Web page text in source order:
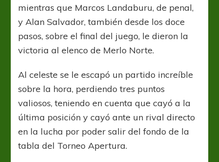
mientras que Marcos Landaburu, de penal,
y Alan Salvador, también desde los doce
pasos, sobre el final del juego, le dieron la
victoria al elenco de Merlo Norte.
Al celeste se le escapó un partido increíble
sobre la hora, perdiendo tres puntos
valiosos, teniendo en cuenta que cayó a la
última posición y cayó ante un rival directo
en la lucha por poder salir del fondo de la
tabla del Torneo Apertura.